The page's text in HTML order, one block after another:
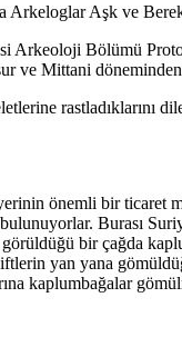
Aşk ve
Arkeoloji Bölümü
ve Mittani
önemli bir
Burası
bir çağda
yan yana
kaplumbağalar